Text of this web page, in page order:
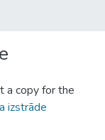
a copy for the
izstrāde